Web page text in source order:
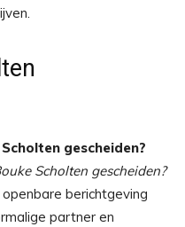
gescheiden?
Scholten gescheiden?
berichtgeving
partner en